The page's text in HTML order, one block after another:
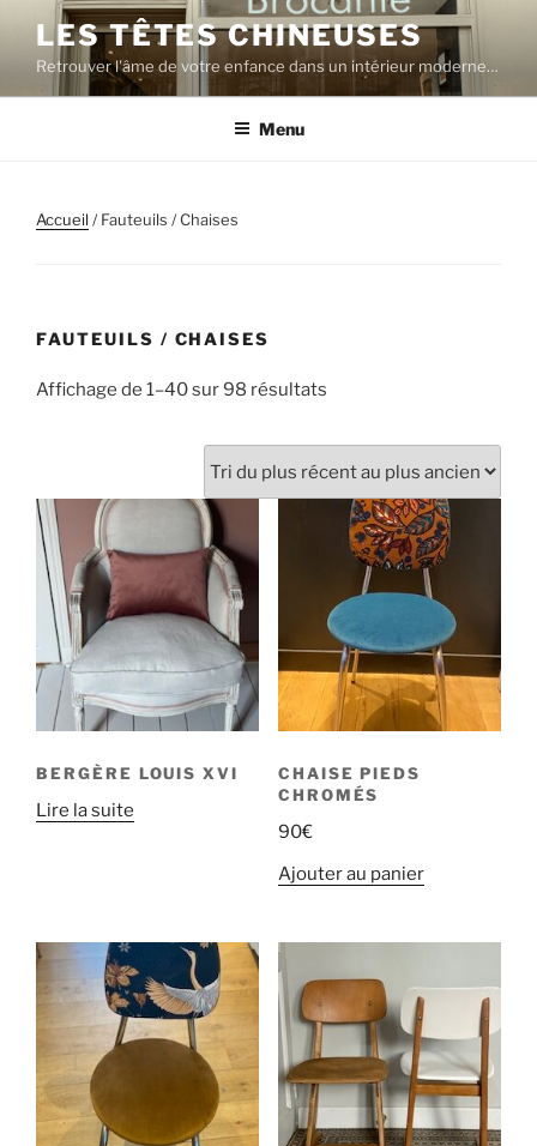
contenu
principal
LES TÊTES CHINEUSES
Retrouver l'âme de votre enfance dans un intérieur moderne…
Menu
Accueil/ Fauteuils / Chaises
FAUTEUILS / CHAISES
Affichage de 1–40 sur 98 résultats
plus
récent
au
plus
ancien
BERGÈRE LOUIS XVI
Lire la suite
CHAISE PIEDS
CHROMÉS
90€
Ajouter au panier